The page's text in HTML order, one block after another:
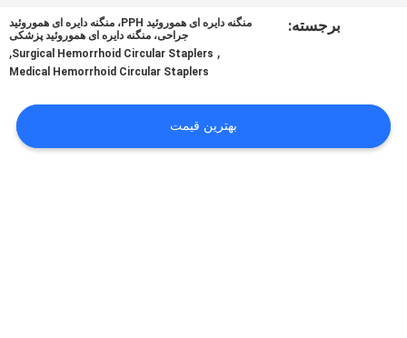
درخواست
برجسته:
منگنه دایره ای هموروئید PPH، منگنه دایره ای هموروئید
جراحی، منگنه دایره ای هموروئید پزشکی
,
Surgical Hemorrhoid Circular Staplers
,
Medical Hemorrhoid Circular Staplers
بهترین قیمت